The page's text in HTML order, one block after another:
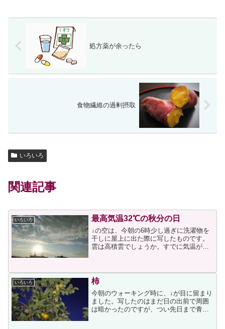
処方薬が余ったら
食物繊維の過剰摂取
いろいろ
関連記事
いろいろ 最高気温32℃の秋分の日
↓の空は、今朝の6時少し過ぎに洗濯物を
干しに屋上に出た際に写したものです。
雲は高積雲でしょうか。すでに気温が
お墓参りに行く予定でしたので、朝９時
半頃に家を出て鹿島田の...
いろいろ 柿
今朝のウォーキング時に、↓が目に留まり
ました。写したのはまだ日の出前で周囲
は暗かったのですが、つい先日まで青か